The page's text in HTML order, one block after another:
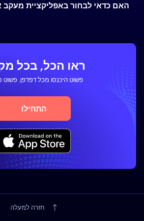
האם כדאי לבחור באפליקציית מעקב
ראו הכל, בכל
פשוט היכנסו מכל דפדפן. פשוט
התחילו
חזרה למעלה